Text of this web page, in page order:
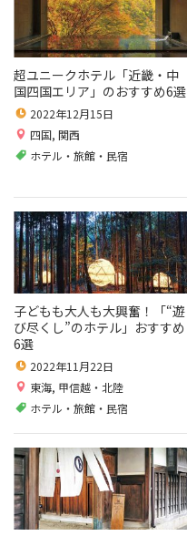
超ユニークホテル「近畿・中
国四国エリア」のおすすめ6選
2022年12月15日
四国, 関西
ホテル・旅館・民宿
子どもも大人も大興奮！「“遊
び尽くし”のホテル」おすすめ
6選
2022年11月22日
東海, 甲信越・北陸
ホテル・旅館・民宿